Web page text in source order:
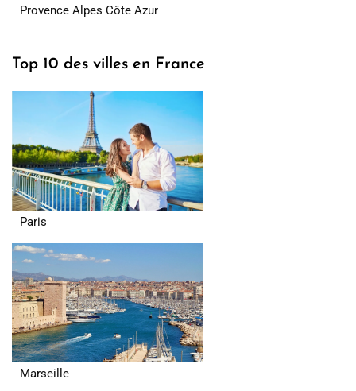
Provence Alpes Côte Azur
Top 10 des villes en France
Paris
Marseille